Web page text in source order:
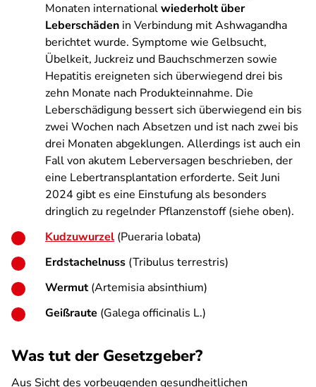
Monaten internationalwiederholt über
Leberschäden in Verbindung mit Ashwagandha
berichtet wurde. Symptome wie Gelbsucht,
Übelkeit, Juckreiz und Bauchschmerzen sowie
Hepatitis ereigneten sich überwiegend drei bis
zehn Monate nach Produkteinnahme. Die
Leberschädigung bessert sich überwiegend ein bis
zwei Wochen nach Absetzen und ist nach zwei bis
drei Monaten abgeklungen. Allerdings ist auch ein
Fall von akutem Leberversagen beschrieben, der
eine Lebertransplantation erforderte. Seit Juni
2024 gibt es eine Einstufung als besonders
dringlich zu regelnder Pflanzenstoff (siehe oben).
Kudzuwurzel (Pueraria lobata)
Erdstachelnuss (Tribulus terrestris)
Wermut(Artemisia absinthium)
Geißraute (Galega officinalis L.)
Was tut der Gesetzgeber?
Aus Sicht des vorbeugenden gesundheitlichen